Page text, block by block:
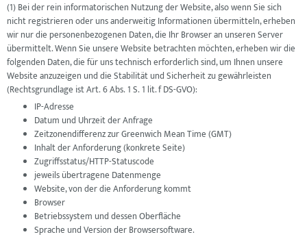
(1) Bei der rein informatorischen Nutzung der Website, also wenn Sie sich
nicht registrieren oder uns anderweitig Informationen übermitteln, erheben
wir nur die personenbezogenen Daten, die Ihr Browser an unseren Server
übermittelt. Wenn Sie unsere Website betrachten möchten, erheben wir die
folgenden Daten, die für uns technisch erforderlich sind, um Ihnen unsere
Website anzuzeigen und die Stabilität und Sicherheit zu gewährleisten
(Rechtsgrundlage ist Art. 6 Abs. 1 S. 1 lit. f DS-GVO):
IP-Adresse
Datum und Uhrzeit der Anfrage
Zeitzonendifferenz zur Greenwich Mean Time (GMT)
Inhalt der Anforderung (konkrete Seite)
Zugriffsstatus/HTTP-Statuscode
jeweils übertragene Datenmenge
Website, von der die Anforderung kommt
Browser
Betriebssystem und dessen Oberfläche
Sprache und Version der Browsersoftware.